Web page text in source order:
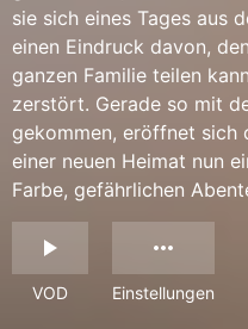
sie sich eines Tages aus
einen Eindruck davon,
ganzen Familie teilen
zerstört. Gerade so mit
gekommen, eröffnet sich
einer neuen Heimat nun
Farbe, gefährlichen
VOD Einstellungen